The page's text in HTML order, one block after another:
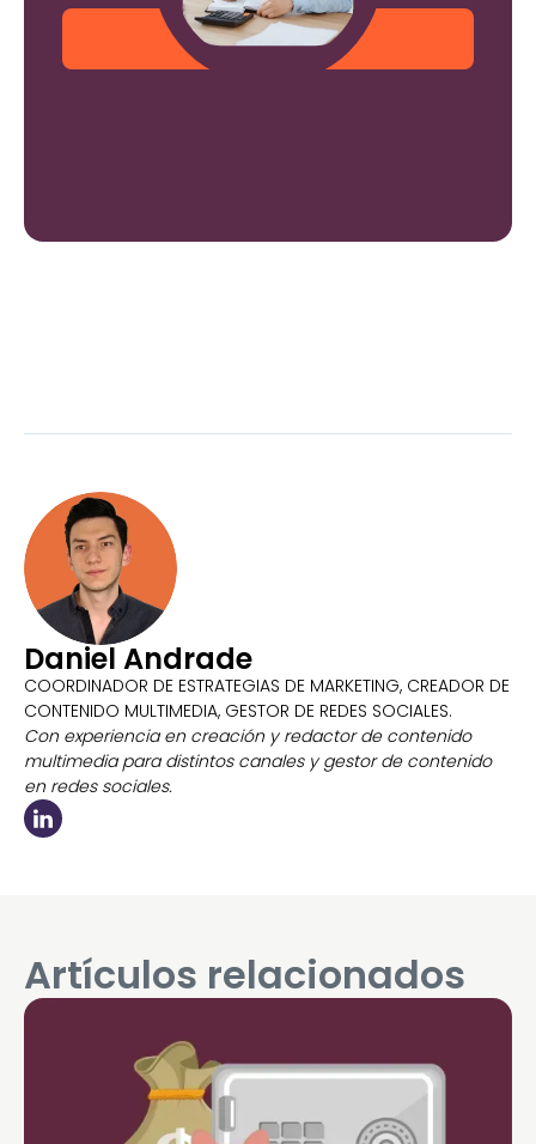
¡Empieza hoy!
Daniel Andrade
COORDINADOR DE ESTRATEGIAS DE MARKETING, CREADOR DE
CONTENIDO MULTIMEDIA, GESTOR DE REDES SOCIALES.
Con experiencia en creación y redactor de contenido
multimedia para distintos canales y gestor de contenido
en redes sociales.
Artículos relacionados